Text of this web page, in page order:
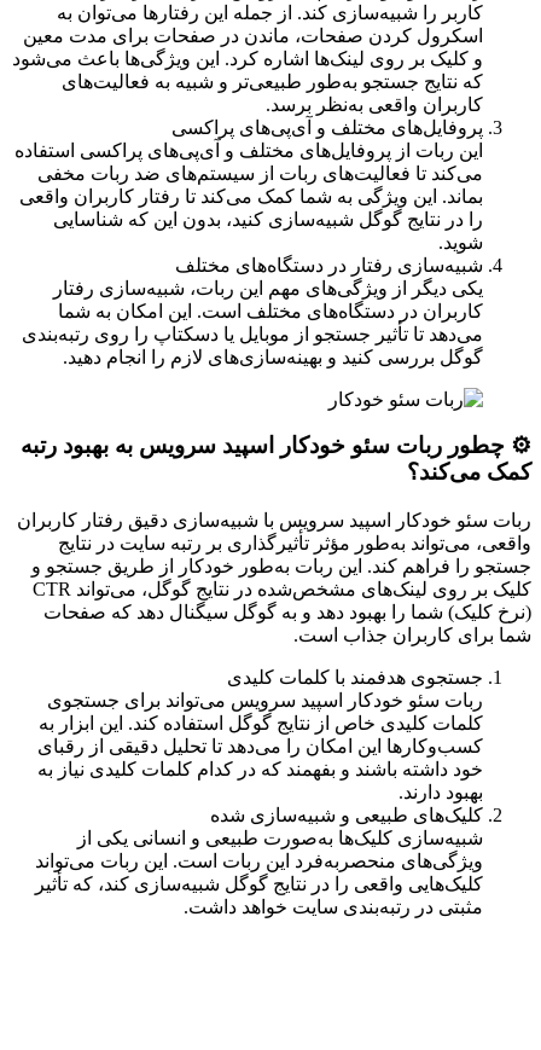
کاربر را شبیه‌سازی کند. از جمله این رفتارها می‌توان به
اسکرول کردن صفحات، ماندن در صفحات برای مدت معین
و کلیک بر روی لینک‌ها اشاره کرد. این ویژگی‌ها باعث می‌شود
که نتایج جستجو به‌طور طبیعی‌تر و شبیه به فعالیت‌های
کاربران واقعی به‌نظر برسد.
پروفایل‌های مختلف و آی‌پی‌های پراکسی
این ربات از پروفایل‌های مختلف و آی‌پی‌های پراکسی استفاده
می‌کند تا فعالیت‌های ربات از سیستم‌های ضد ربات مخفی
بماند. این ویژگی به شما کمک می‌کند تا رفتار کاربران واقعی
را در نتایج گوگل شبیه‌سازی کنید، بدون این که شناسایی
شوید.
شبیه‌سازی رفتار در دستگاه‌های مختلف
یکی دیگر از ویژگی‌های مهم این ربات، شبیه‌سازی رفتار
کاربران در دستگاه‌های مختلف است. این امکان به شما
می‌دهد تا تأثیر جستجو از موبایل یا دسکتاپ را روی رتبه‌بندی
گوگل بررسی کنید و بهینه‌سازی‌های لازم را انجام دهید.
⚙️ چطور ربات سئو خودکار اسپید سرویس به بهبود رتبه
کمک می‌کند؟
ربات سئو خودکار اسپید سرویس با شبیه‌سازی دقیق رفتار کاربران
واقعی، می‌تواند به‌طور مؤثر تأثیرگذاری بر رتبه سایت در نتایج
جستجو را فراهم کند. این ربات به‌طور خودکار از طریق جستجو و
کلیک بر روی لینک‌های مشخص‌شده در نتایج گوگل، می‌تواند CTR
(نرخ کلیک) شما را بهبود دهد و به گوگل سیگنال دهد که صفحات
شما برای کاربران جذاب است.
جستجوی هدفمند با کلمات کلیدی
ربات سئو خودکار اسپید سرویس می‌تواند برای جستجوی
کلمات کلیدی خاص از نتایج گوگل استفاده کند. این ابزار به
کسب‌وکارها این امکان را می‌دهد تا تحلیل دقیقی از رقبای
خود داشته باشند و بفهمند که در کدام کلمات کلیدی نیاز به
بهبود دارند.
کلیک‌های طبیعی و شبیه‌سازی شده
شبیه‌سازی کلیک‌ها به‌صورت طبیعی و انسانی یکی از
ویژگی‌های منحصربه‌فرد این ربات است. این ربات می‌تواند
کلیک‌هایی واقعی را در نتایج گوگل شبیه‌سازی کند، که تأثیر
مثبتی در رتبه‌بندی سایت خواهد داشت.